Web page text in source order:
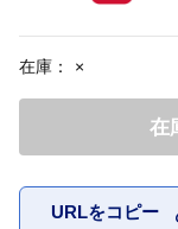
在庫： ×
在
URLをコピー